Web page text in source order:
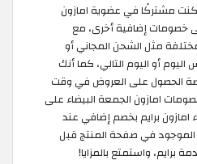
كنت مشتركًا في عضوية امازون
خصومات إضافية أخرى، مع
مثل الشحن المجاني أو
أو اليوم التالي، كما أنك
الحصول على العروض في وقت
امازون الجمعة البيضاء على
امازون برايم بخصم إضافي عند
في صفحة المنتج قبل
برايم، واستمتع بالمزايا!